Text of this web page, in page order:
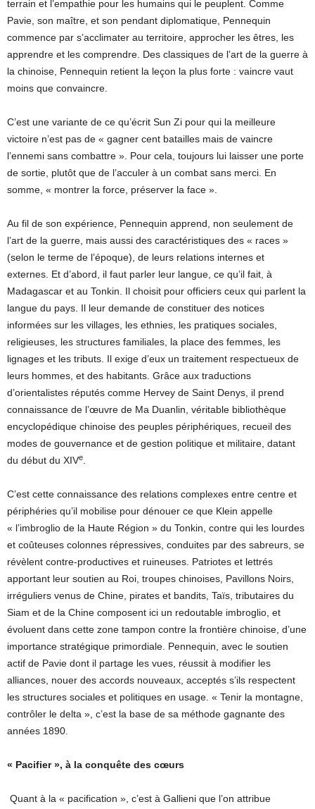
terrain et l’empathie pour les humains qui le peuplent. Comme
Pavie, son maître, et son pendant diplomatique, Pennequin
commence par s’acclimater au territoire, approcher les êtres, les
apprendre et les comprendre. Des classiques de l’art de la guerre à
la chinoise, Pennequin retient la leçon la plus forte : vaincre vaut
moins que convaincre.
C’est une variante de ce qu’écrit Sun Zi pour qui la meilleure
victoire n’est pas de « gagner cent batailles mais de vaincre
l’ennemi sans combattre ». Pour cela, toujours lui laisser une porte
de sortie, plutôt que de l’acculer à un combat sans merci. En
somme, « montrer la force, préserver la face ».
Au fil de son expérience, Pennequin apprend, non seulement de
l’art de la guerre, mais aussi des caractéristiques des « races »
(selon le terme de l’époque), de leurs relations internes et
externes. Et d’abord, il faut parler leur langue, ce qu’il fait, à
Madagascar et au Tonkin. Il choisit pour officiers ceux qui parlent la
langue du pays. Il leur demande de constituer des notices
informées sur les villages, les ethnies, les pratiques sociales,
religieuses, les structures familiales, la place des femmes, les
lignages et les tributs. Il exige d’eux un traitement respectueux de
leurs hommes, et des habitants. Grâce aux traductions
d’orientalistes réputés comme Hervey de Saint Denys, il prend
connaissance de l’œuvre de Ma Duanlin, véritable bibliothèque
encyclopédique chinoise des peuples périphériques, recueil des
modes de gouvernance et de gestion politique et militaire, datant
du début du XIVe.
C’est cette connaissance des relations complexes entre centre et
périphéries qu’il mobilise pour dénouer ce que Klein appelle
« l’imbroglio de la Haute Région » du Tonkin, contre qui les lourdes
et coûteuses colonnes répressives, conduites par des sabreurs, se
révèlent contre-productives et ruineuses. Patriotes et lettrés
apportant leur soutien au Roi, troupes chinoises, Pavillons Noirs,
irréguliers venus de Chine, pirates et bandits, Taïs, tributaires du
Siam et de la Chine composent ici un redoutable imbroglio, et
évoluent dans cette zone tampon contre la frontière chinoise, d’une
importance stratégique primordiale. Pennequin, avec le soutien
actif de Pavie dont il partage les vues, réussit à modifier les
alliances, nouer des accords nouveaux, acceptés s’ils respectent
les structures sociales et politiques en usage. « Tenir la montagne,
contrôler le delta », c’est la base de sa méthode gagnante des
années 1890.
« Pacifier », à la conquête des cœurs
Quant à la « pacification », c’est à Gallieni que l’on attribue